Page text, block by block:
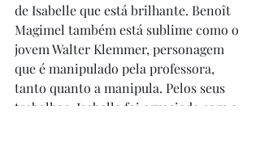
de Isabelle que está brilhante. Benoît
Magimel também está sublime como o
jovem Walter Klemmer, personagem
que é manipulado pela professora,
tanto quanto a manipula. Pelos seus
trabalhos, Isabelle foi agraciada com o